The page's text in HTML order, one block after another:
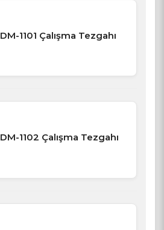
DM-1101 Çalışma Tezgahı
DM-1102 Çalışma Tezgahı